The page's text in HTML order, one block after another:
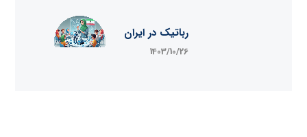
رباتیک در ایران
1403/10/26